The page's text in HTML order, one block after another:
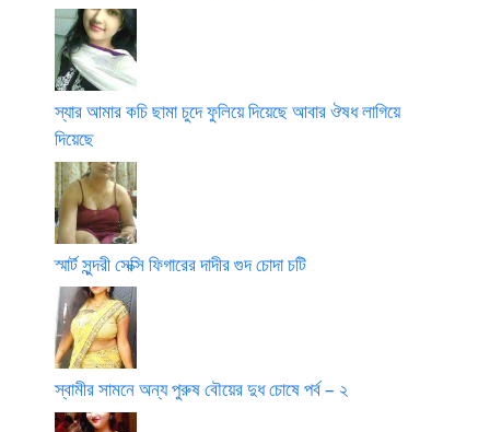
স্যার আমার কচি ছামা চুদে ফুলিয়ে দিয়েছে আবার ঔষধ লাগিয়ে
দিয়েছে
স্মার্ট সুন্দরী সেক্সি ফিগারের দাদীর গুদ চোদা চটি
স্বামীর সামনে অন্য পুরুষ বৌয়ের দুধ চোষে পর্ব – ২